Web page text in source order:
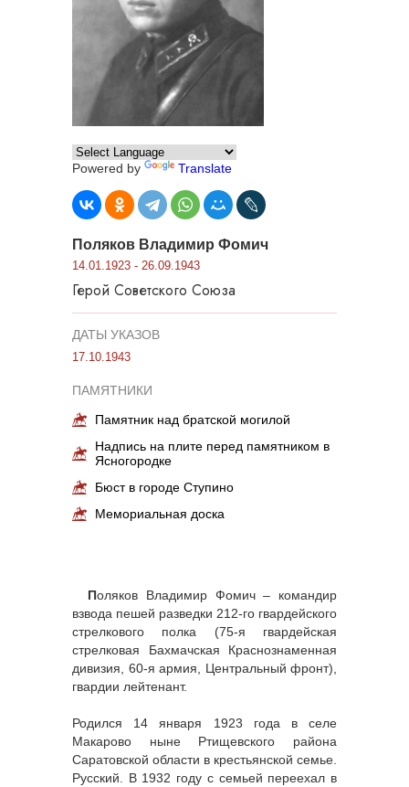
Powered by Translate
Поляков Владимир Фомич
14.01.1923 - 26.09.1943
Герой Советского Союза
ДАТЫ УКАЗОВ
17.10.1943
ПАМЯТНИКИ
Памятник над братской могилой
Надпись на плите перед памятником в
Ясногородке
Бюст в городе Ступино
Мемориальная доска
Поляков Владимир Фомич – командир
взвода пешей разведки 212-го гвардейского
стрелкового полка (75-я гвардейская
стрелковая Бахмачская Краснознаменная
дивизия, 60-я армия, Центральный фронт),
гвардии лейтенант.
Родился 14 января 1923 года в селе
Макарово ныне Ртищевского района
Саратовской области в крестьянской семье.
Русский. В 1932 году с семьей переехал в